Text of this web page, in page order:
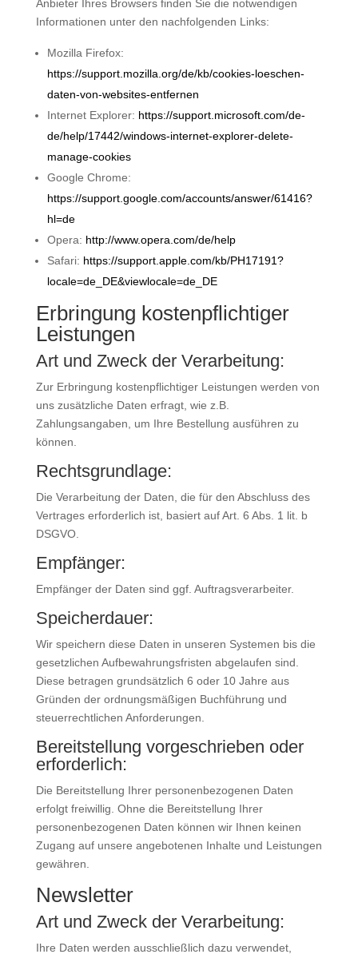
Anbieter Ihres Browsers finden Sie die notwendigen
Informationen unter den nachfolgenden Links:
Mozilla Firefox:
https://support.mozilla.org/de/kb/cookies-loeschen-
daten-von-websites-entfernen
Internet Explorer: https://support.microsoft.com/de-
de/help/17442/windows-internet-explorer-delete-
manage-cookies
Google Chrome:
https://support.google.com/accounts/answer/61416?
hl=de
Opera: http://www.opera.com/de/help
Safari: https://support.apple.com/kb/PH17191?
locale=de_DE&viewlocale=de_DE
Erbringung kostenpflichtiger
Leistungen
Art und Zweck der Verarbeitung:
Zur Erbringung kostenpflichtiger Leistungen werden von
uns zusätzliche Daten erfragt, wie z.B.
Zahlungsangaben, um Ihre Bestellung ausführen zu
können.
Rechtsgrundlage:
Die Verarbeitung der Daten, die für den Abschluss des
Vertrages erforderlich ist, basiert auf Art. 6 Abs. 1 lit. b
DSGVO.
Empfänger:
Empfänger der Daten sind ggf. Auftragsverarbeiter.
Speicherdauer:
Wir speichern diese Daten in unseren Systemen bis die
gesetzlichen Aufbewahrungsfristen abgelaufen sind.
Diese betragen grundsätzlich 6 oder 10 Jahre aus
Gründen der ordnungsmäßigen Buchführung und
steuerrechtlichen Anforderungen.
Bereitstellung vorgeschrieben oder
erforderlich:
Die Bereitstellung Ihrer personenbezogenen Daten
erfolgt freiwillig. Ohne die Bereitstellung Ihrer
personenbezogenen Daten können wir Ihnen keinen
Zugang auf unsere angebotenen Inhalte und Leistungen
gewähren.
Newsletter
Art und Zweck der Verarbeitung:
Ihre Daten werden ausschließlich dazu verwendet,